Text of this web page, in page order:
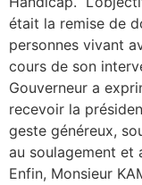
était la remise de
personnes vivant
cours de son
Gouverneur a
recevoir la
geste généreux,
au soulagement et
Enfin, Monsieur